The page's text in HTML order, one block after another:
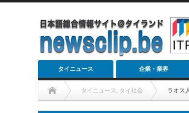
タイニュース 企業・業界
タイニュース, タイ社会 ラオス